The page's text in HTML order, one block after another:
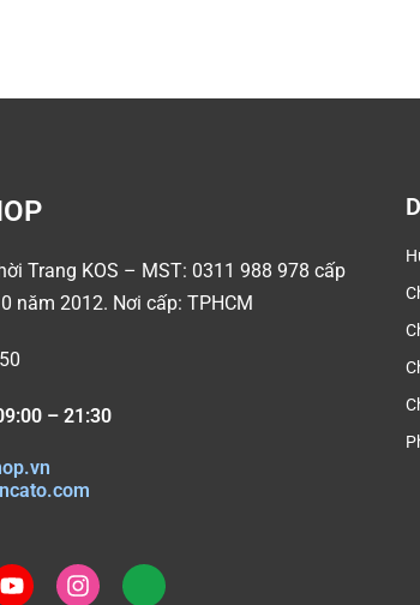
Trang KOS – MST: 0311 988 978 cấp
năm 2012. Nơi cấp: TPHCM
– 21:30